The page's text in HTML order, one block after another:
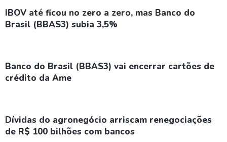
IBOV até ficou no zero a zero, mas Banco do
Brasil (BBAS3) subia 3,5%
Banco do Brasil (BBAS3) vai encerrar cartões de
crédito da Ame
Dívidas do agronegócio arriscam renegociações
de R$ 100 bilhões com bancos